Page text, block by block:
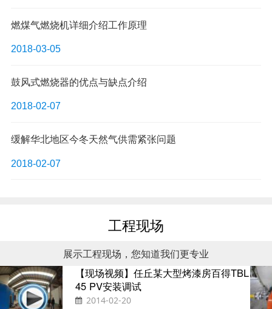
燃煤气燃烧机详细介绍工作原理
2018-03-05
鼓风式燃烧器的优点与缺点介绍
2018-02-07
缓解华北地区今冬天然气供需紧张问题
2018-02-07
工程现场
展示工程现场，您知道我们更专业
【现场视频】任丘某大型烤漆房百得TBL
45 PV安装调试
2014-02-20